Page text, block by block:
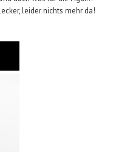
leider nichts mehr da!